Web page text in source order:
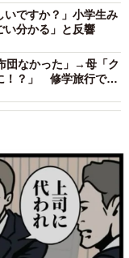
いですか？」小学生み
い分かる」と反響
団なかった」→母「ク
！？」 修学旅行での